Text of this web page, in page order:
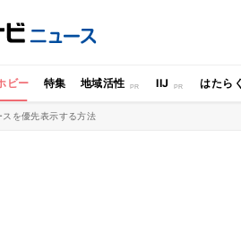
ビー 特集 地域活性 IIJ はたら
を優先表示する方法